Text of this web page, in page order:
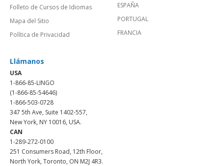
Folleto de Cursos de Idiomas
Mapa del Sitio
Política de Privacidad
ESPAÑA
PORTUGAL
FRANCIA
Llámanos
USA
1-866-85-LINGO
(1-866-85-54646)
1-866-503-0728
347 5th Ave, Suite 1402-557,
New York, NY 10016, USA.
CAN
1-289-272-0100
251 Consumers Road, 12th Floor,
North York, Toronto, ON M2J 4R3.